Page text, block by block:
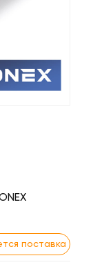
поставка